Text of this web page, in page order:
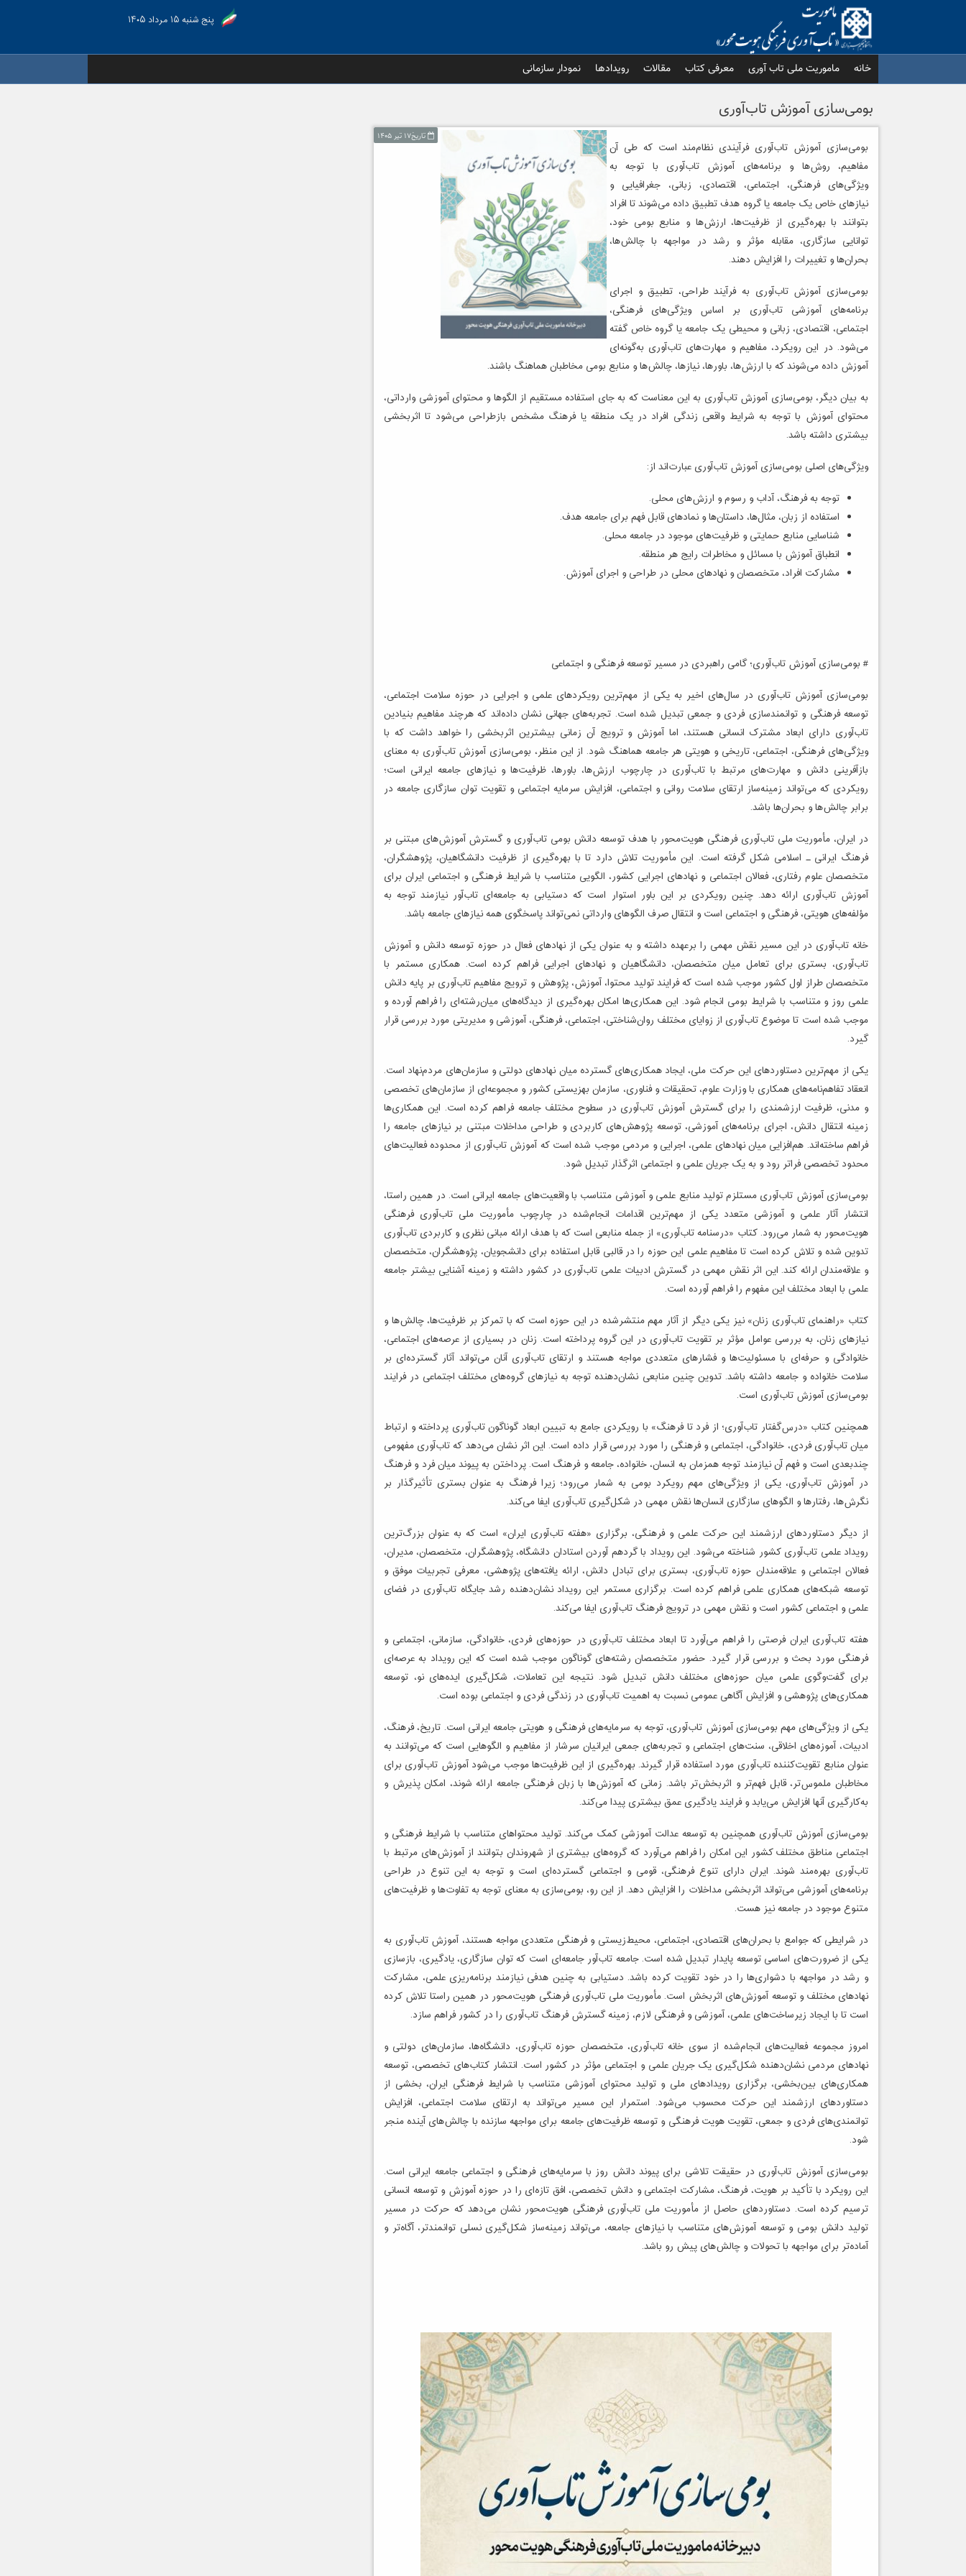
پنج شنبه ۱۵ مرداد ۱۴۰۵
خانه ماموریت ملی تاب آوری معرفی کتاب مقالات رویدادها نمودار سازمانی
بومی‌سازی آموزش تاب‌آوری
تاریخ۱۷ تیر ۱۴۰۵
بومی‌سازی آموزش تاب‌آوری فرآیندی نظام‌مند است که طی آن
مفاهیم، روش‌ها و برنامه‌های آموزش تاب‌آوری با توجه به
ویژگی‌های فرهنگی، اجتماعی، اقتصادی، زبانی، جغرافیایی و
نیازهای خاص یک جامعه یا گروه هدف تطبیق داده می‌شوند تا افراد
بتوانند با بهره‌گیری از ظرفیت‌ها، ارزش‌ها و منابع بومی خود،
توانایی سازگاری، مقابله مؤثر و رشد در مواجهه با چالش‌ها،
بحران‌ها و تغییرات را افزایش دهند.
بومی‌سازی آموزش تاب‌آوری به فرآیند طراحی، تطبیق و اجرای
برنامه‌های آموزشی تاب‌آوری بر اساس ویژگی‌های فرهنگی،
اجتماعی، اقتصادی، زبانی و محیطی یک جامعه یا گروه خاص گفته
می‌شود. در این رویکرد، مفاهیم و مهارت‌های تاب‌آوری به‌گونه‌ای
آموزش داده می‌شوند که با ارزش‌ها، باورها، نیازها، چالش‌ها و منابع بومی مخاطبان هماهنگ باشند.
به بیان دیگر، بومی‌سازی آموزش تاب‌آوری به این معناست که به جای استفاده مستقیم از الگوها و محتوای آموزشی وارداتی،
محتوای آموزش با توجه به شرایط واقعی زندگی افراد در یک منطقه یا فرهنگ مشخص بازطراحی می‌شود تا اثربخشی
بیشتری داشته باشد.
ویژگی‌های اصلی بومی‌سازی آموزش تاب‌آوری عبارت‌اند از:
توجه به فرهنگ، آداب و رسوم و ارزش‌های محلی.
استفاده از زبان، مثال‌ها، داستان‌ها و نمادهای قابل فهم برای جامعه هدف.
شناسایی منابع حمایتی و ظرفیت‌های موجود در جامعه محلی.
انطباق آموزش با مسائل و مخاطرات رایج هر منطقه.
مشارکت افراد، متخصصان و نهادهای محلی در طراحی و اجرای آموزش.
# بومی‌سازی آموزش تاب‌آوری؛ گامی راهبردی در مسیر توسعه فرهنگی و اجتماعی
بومی‌سازی آموزش تاب‌آوری در سال‌های اخیر به یکی از مهم‌ترین رویکردهای علمی و اجرایی در حوزه سلامت اجتماعی،
توسعه فرهنگی و توانمندسازی فردی و جمعی تبدیل شده است. تجربه‌های جهانی نشان داده‌اند که هرچند مفاهیم بنیادین
تاب‌آوری دارای ابعاد مشترک انسانی هستند، اما آموزش و ترویج آن زمانی بیشترین اثربخشی را خواهد داشت که با
ویژگی‌های فرهنگی، اجتماعی، تاریخی و هویتی هر جامعه هماهنگ شود. از این منظر، بومی‌سازی آموزش تاب‌آوری به معنای
بازآفرینی دانش و مهارت‌های مرتبط با تاب‌آوری در چارچوب ارزش‌ها، باورها، ظرفیت‌ها و نیازهای جامعه ایرانی است؛
رویکردی که می‌تواند زمینه‌ساز ارتقای سلامت روانی و اجتماعی، افزایش سرمایه اجتماعی و تقویت توان سازگاری جامعه در
برابر چالش‌ها و بحران‌ها باشد.
در ایران، مأموریت ملی تاب‌آوری فرهنگی هویت‌محور با هدف توسعه دانش بومی تاب‌آوری و گسترش آموزش‌های مبتنی بر
فرهنگ ایرانی ـ اسلامی شکل گرفته است. این مأموریت تلاش دارد تا با بهره‌گیری از ظرفیت دانشگاهیان، پژوهشگران،
متخصصان علوم رفتاری، فعالان اجتماعی و نهادهای اجرایی کشور، الگویی متناسب با شرایط فرهنگی و اجتماعی ایران برای
آموزش تاب‌آوری ارائه دهد. چنین رویکردی بر این باور استوار است که دستیابی به جامعه‌ای تاب‌آور نیازمند توجه به
مؤلفه‌های هویتی، فرهنگی و اجتماعی است و انتقال صرف الگوهای وارداتی نمی‌تواند پاسخگوی همه نیازهای جامعه باشد.
خانه تاب‌آوری در این مسیر نقش مهمی را برعهده داشته و به عنوان یکی از نهادهای فعال در حوزه توسعه دانش و آموزش
تاب‌آوری، بستری برای تعامل میان متخصصان، دانشگاهیان و نهادهای اجرایی فراهم کرده است. همکاری مستمر با
متخصصان طراز اول کشور موجب شده است که فرایند تولید محتوا، آموزش، پژوهش و ترویج مفاهیم تاب‌آوری بر پایه دانش
علمی روز و متناسب با شرایط بومی انجام شود. این همکاری‌ها امکان بهره‌گیری از دیدگاه‌های میان‌رشته‌ای را فراهم آورده و
موجب شده است تا موضوع تاب‌آوری از زوایای مختلف روان‌شناختی، اجتماعی، فرهنگی، آموزشی و مدیریتی مورد بررسی قرار
گیرد.
یکی از مهم‌ترین دستاوردهای این حرکت ملی، ایجاد همکاری‌های گسترده میان نهادهای دولتی و سازمان‌های مردم‌نهاد است.
انعقاد تفاهم‌نامه‌های همکاری با وزارت علوم، تحقیقات و فناوری، سازمان بهزیستی کشور و مجموعه‌ای از سازمان‌های تخصصی
و مدنی، ظرفیت ارزشمندی را برای گسترش آموزش تاب‌آوری در سطوح مختلف جامعه فراهم کرده است. این همکاری‌ها
زمینه انتقال دانش، اجرای برنامه‌های آموزشی، توسعه پژوهش‌های کاربردی و طراحی مداخلات مبتنی بر نیازهای جامعه را
فراهم ساخته‌اند. هم‌افزایی میان نهادهای علمی، اجرایی و مردمی موجب شده است که آموزش تاب‌آوری از محدوده فعالیت‌های
محدود تخصصی فراتر رود و به یک جریان علمی و اجتماعی اثرگذار تبدیل شود.
بومی‌سازی آموزش تاب‌آوری مستلزم تولید منابع علمی و آموزشی متناسب با واقعیت‌های جامعه ایرانی است. در همین راستا،
انتشار آثار علمی و آموزشی متعدد یکی از مهم‌ترین اقدامات انجام‌شده در چارچوب مأموریت ملی تاب‌آوری فرهنگی
هویت‌محور به شمار می‌رود. کتاب «درسنامه تاب‌آوری» از جمله منابعی است که با هدف ارائه مبانی نظری و کاربردی تاب‌آوری
تدوین شده و تلاش کرده است تا مفاهیم علمی این حوزه را در قالبی قابل استفاده برای دانشجویان، پژوهشگران، متخصصان
و علاقه‌مندان ارائه کند. این اثر نقش مهمی در گسترش ادبیات علمی تاب‌آوری در کشور داشته و زمینه آشنایی بیشتر جامعه
علمی با ابعاد مختلف این مفهوم را فراهم آورده است.
کتاب «راهنمای تاب‌آوری زنان» نیز یکی دیگر از آثار مهم منتشرشده در این حوزه است که با تمرکز بر ظرفیت‌ها، چالش‌ها و
نیازهای زنان، به بررسی عوامل مؤثر بر تقویت تاب‌آوری در این گروه پرداخته است. زنان در بسیاری از عرصه‌های اجتماعی،
خانوادگی و حرفه‌ای با مسئولیت‌ها و فشارهای متعددی مواجه هستند و ارتقای تاب‌آوری آنان می‌تواند آثار گسترده‌ای بر
سلامت خانواده و جامعه داشته باشد. تدوین چنین منابعی نشان‌دهنده توجه به نیازهای گروه‌های مختلف اجتماعی در فرایند
بومی‌سازی آموزش تاب‌آوری است.
همچنین کتاب «درس‌گفتار تاب‌آوری؛ از فرد تا فرهنگ» با رویکردی جامع به تبیین ابعاد گوناگون تاب‌آوری پرداخته و ارتباط
میان تاب‌آوری فردی، خانوادگی، اجتماعی و فرهنگی را مورد بررسی قرار داده است. این اثر نشان می‌دهد که تاب‌آوری مفهومی
چندبعدی است و فهم آن نیازمند توجه همزمان به انسان، خانواده، جامعه و فرهنگ است. پرداختن به پیوند میان فرد و فرهنگ
در آموزش تاب‌آوری، یکی از ویژگی‌های مهم رویکرد بومی به شمار می‌رود؛ زیرا فرهنگ به عنوان بستری تأثیرگذار بر
نگرش‌ها، رفتارها و الگوهای سازگاری انسان‌ها نقش مهمی در شکل‌گیری تاب‌آوری ایفا می‌کند.
از دیگر دستاوردهای ارزشمند این حرکت علمی و فرهنگی، برگزاری «هفته تاب‌آوری ایران» است که به عنوان بزرگ‌ترین
رویداد علمی تاب‌آوری کشور شناخته می‌شود. این رویداد با گردهم آوردن استادان دانشگاه، پژوهشگران، متخصصان، مدیران،
فعالان اجتماعی و علاقه‌مندان حوزه تاب‌آوری، بستری برای تبادل دانش، ارائه یافته‌های پژوهشی، معرفی تجربیات موفق و
توسعه شبکه‌های همکاری علمی فراهم کرده است. برگزاری مستمر این رویداد نشان‌دهنده رشد جایگاه تاب‌آوری در فضای
علمی و اجتماعی کشور است و نقش مهمی در ترویج فرهنگ تاب‌آوری ایفا می‌کند.
هفته تاب‌آوری ایران فرصتی را فراهم می‌آورد تا ابعاد مختلف تاب‌آوری در حوزه‌های فردی، خانوادگی، سازمانی، اجتماعی و
فرهنگی مورد بحث و بررسی قرار گیرد. حضور متخصصان رشته‌های گوناگون موجب شده است که این رویداد به عرصه‌ای
برای گفت‌وگوی علمی میان حوزه‌های مختلف دانش تبدیل شود. نتیجه این تعاملات، شکل‌گیری ایده‌های نو، توسعه
همکاری‌های پژوهشی و افزایش آگاهی عمومی نسبت به اهمیت تاب‌آوری در زندگی فردی و اجتماعی بوده است.
یکی از ویژگی‌های مهم بومی‌سازی آموزش تاب‌آوری، توجه به سرمایه‌های فرهنگی و هویتی جامعه ایرانی است. تاریخ، فرهنگ،
ادبیات، آموزه‌های اخلاقی، سنت‌های اجتماعی و تجربه‌های جمعی ایرانیان سرشار از مفاهیم و الگوهایی است که می‌توانند به
عنوان منابع تقویت‌کننده تاب‌آوری مورد استفاده قرار گیرند. بهره‌گیری از این ظرفیت‌ها موجب می‌شود آموزش تاب‌آوری برای
مخاطبان ملموس‌تر، قابل فهم‌تر و اثربخش‌تر باشد. زمانی که آموزش‌ها با زبان فرهنگی جامعه ارائه شوند، امکان پذیرش و
به‌کارگیری آنها افزایش می‌یابد و فرایند یادگیری عمق بیشتری پیدا می‌کند.
بومی‌سازی آموزش تاب‌آوری همچنین به توسعه عدالت آموزشی کمک می‌کند. تولید محتواهای متناسب با شرایط فرهنگی و
اجتماعی مناطق مختلف کشور این امکان را فراهم می‌آورد که گروه‌های بیشتری از شهروندان بتوانند از آموزش‌های مرتبط با
تاب‌آوری بهره‌مند شوند. ایران دارای تنوع فرهنگی، قومی و اجتماعی گسترده‌ای است و توجه به این تنوع در طراحی
برنامه‌های آموزشی می‌تواند اثربخشی مداخلات را افزایش دهد. از این رو، بومی‌سازی به معنای توجه به تفاوت‌ها و ظرفیت‌های
متنوع موجود در جامعه نیز هست.
در شرایطی که جوامع با بحران‌های اقتصادی، اجتماعی، محیط‌زیستی و فرهنگی متعددی مواجه هستند، آموزش تاب‌آوری به
یکی از ضرورت‌های اساسی توسعه پایدار تبدیل شده است. جامعه تاب‌آور جامعه‌ای است که توان سازگاری، یادگیری، بازسازی
و رشد در مواجهه با دشواری‌ها را در خود تقویت کرده باشد. دستیابی به چنین هدفی نیازمند برنامه‌ریزی علمی، مشارکت
نهادهای مختلف و توسعه آموزش‌های اثربخش است. مأموریت ملی تاب‌آوری فرهنگی هویت‌محور در همین راستا تلاش کرده
است تا با ایجاد زیرساخت‌های علمی، آموزشی و فرهنگی لازم، زمینه گسترش فرهنگ تاب‌آوری را در کشور فراهم سازد.
امروز مجموعه فعالیت‌های انجام‌شده از سوی خانه تاب‌آوری، متخصصان حوزه تاب‌آوری، دانشگاه‌ها، سازمان‌های دولتی و
نهادهای مردمی نشان‌دهنده شکل‌گیری یک جریان علمی و اجتماعی مؤثر در کشور است. انتشار کتاب‌های تخصصی، توسعه
همکاری‌های بین‌بخشی، برگزاری رویدادهای ملی و تولید محتوای آموزشی متناسب با شرایط فرهنگی ایران، بخشی از
دستاوردهای ارزشمند این حرکت محسوب می‌شود. استمرار این مسیر می‌تواند به ارتقای سلامت اجتماعی، افزایش
توانمندی‌های فردی و جمعی، تقویت هویت فرهنگی و توسعه ظرفیت‌های جامعه برای مواجهه سازنده با چالش‌های آینده منجر
شود.
بومی‌سازی آموزش تاب‌آوری در حقیقت تلاشی برای پیوند دانش روز با سرمایه‌های فرهنگی و اجتماعی جامعه ایرانی است.
این رویکرد با تأکید بر هویت، فرهنگ، مشارکت اجتماعی و دانش تخصصی، افق تازه‌ای را در حوزه آموزش و توسعه انسانی
ترسیم کرده است. دستاوردهای حاصل از مأموریت ملی تاب‌آوری فرهنگی هویت‌محور نشان می‌دهد که حرکت در مسیر
تولید دانش بومی و توسعه آموزش‌های متناسب با نیازهای جامعه، می‌تواند زمینه‌ساز شکل‌گیری نسلی توانمندتر، آگاه‌تر و
آماده‌تر برای مواجهه با تحولات و چالش‌های پیش رو باشد.